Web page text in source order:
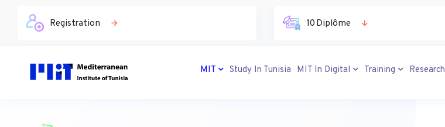
Registration 10 Diplôme
MIT Study In Tunisia MIT In Digital Training Research